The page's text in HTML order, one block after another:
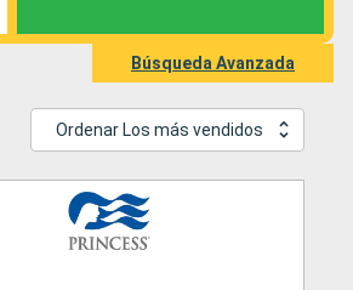
Búsqueda Avanzada
Ordenar Los más vendidos